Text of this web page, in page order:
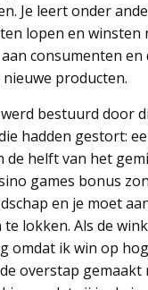
Je leert onder
lopen en winsten
consumenten en
producten.
bestuurd door
hadden gestort:
helft van het
games bonus
en je moet
lokken. Als de
omdat ik win op
overstap